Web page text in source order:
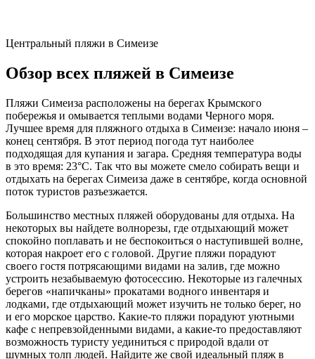
Центральный пляжи в Симеизе
Обзор всех пляжей в Симеизе
Пляжи Симеиза расположены на берегах Крымского
побережья и омывается теплыми водами Черного моря.
Лучшее время для пляжного отдыха в Симеизе: начало июня –
конец сентября. В этот период погода тут наиболее
подходящая для купания и загара. Средняя температура воды
в это время: 23°C. Так что вы можете смело собирать вещи и
отдыхать на берегах Симеиза даже в сентябре, когда основной
поток туристов разъезжается.
Большинство местных пляжей оборудованы для отдыха. На
некоторых вы найдете волнорезы, где отдыхающий может
спокойно поплавать и не беспокоиться о наступившей волне,
которая накроет его с головой. Другие пляжи порадуют
своего гостя потрясающими видами на залив, где можно
устроить незабываемую фотосессию. Некоторые из галечных
берегов «напичканы» прокатами водного инвентаря и
лодками, где отдыхающий может изучить не только берег, но
и его морское царство. Какие-то пляжи порадуют уютными
кафе с непревзойденными видами, а какие-то предоставляют
возможность туристу уединиться с природой вдали от
шумных толп людей. Найдите же свой идеальный пляж в